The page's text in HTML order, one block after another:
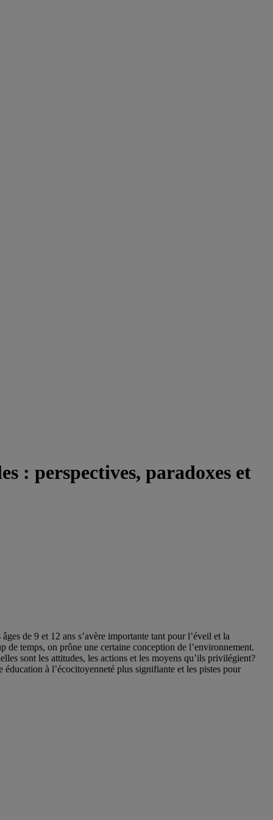
: perspectives, paradoxes et
de 9 et 12 ans s’avère importante tant pour l’éveil et la
de temps, on prône une certaine conception de l’environnement.
sont les attitudes, les actions et les moyens qu’ils privilégient?
à l’écocitoyenneté plus signifiante et les pistes pour